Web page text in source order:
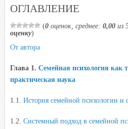
ОГЛАВЛЕНИЕ
(0 оценок, среднее: 0,00 из
оценку)
От автора
Глава 1. Семейная психология как
практическая наука
1.1. История семейной психологии и
1.2. Системный подход в семейной